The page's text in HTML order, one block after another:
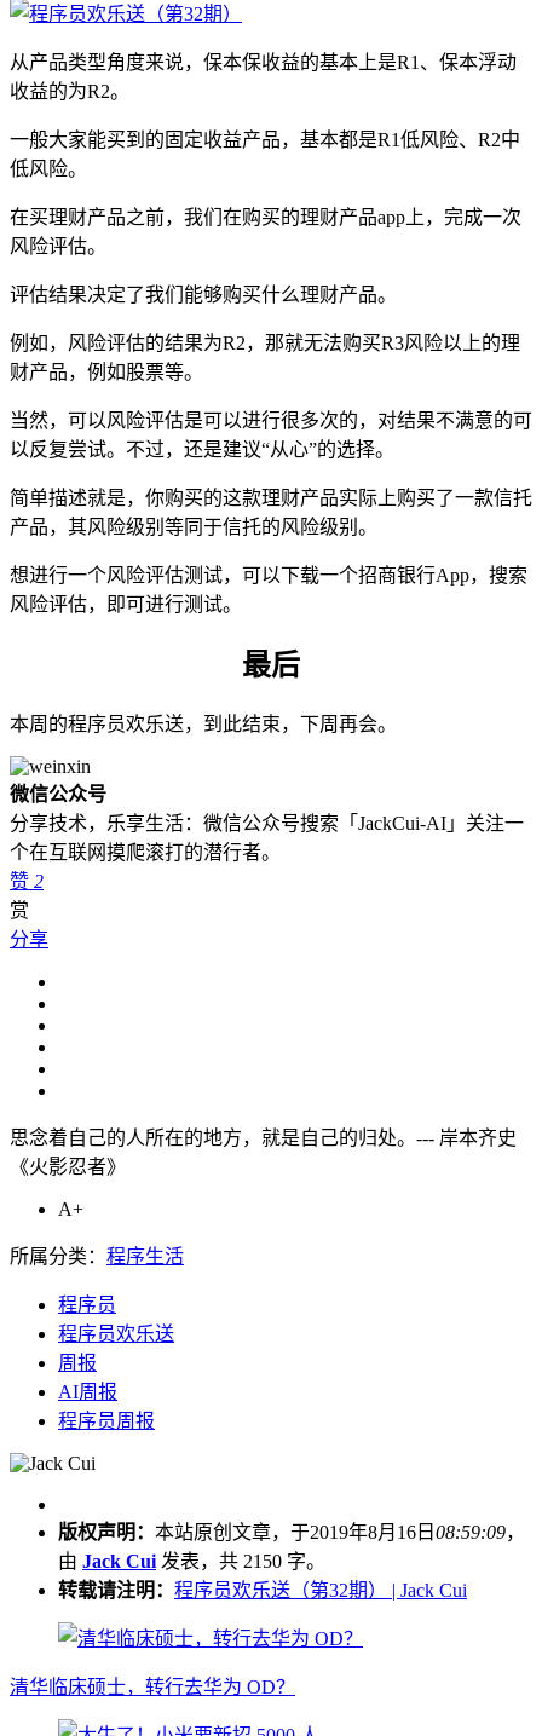
从产品类型角度来说，保本保收益的基本上是R1、保本浮动
收益的为R2。
一般大家能买到的固定收益产品，基本都是R1低风险、R2中
低风险。
在买理财产品之前，我们在购买的理财产品app上，完成一次
风险评估。
评估结果决定了我们能够购买什么理财产品。
例如，风险评估的结果为R2，那就无法购买R3风险以上的理
财产品，例如股票等。
当然，可以风险评估是可以进行很多次的，对结果不满意的可
以反复尝试。不过，还是建议“从心”的选择。
简单描述就是，你购买的这款理财产品实际上购买了一款信托
产品，其风险级别等同于信托的风险级别。
想进行一个风险评估测试，可以下载一个招商银行App，搜索
风险评估，即可进行测试。
最后
本周的程序员欢乐送，到此结束，下周再会。
微信公众号
分享技术，乐享生活：微信公众号搜索「JackCui-AI」关注一
个在互联网摸爬滚打的潜行者。
赞 2
赏
分享
思念着自己的人所在的地方，就是自己的归处。--- 岸本齐史
《火影忍者》
A+
所属分类： 程序生活
程序员
程序员欢乐送
周报
AI周报
程序员周报
版权声明： 本站原创文章，于2019年8月16日 08:59:09，
由 Jack Cui 发表，共 2150 字。
转载请注明： 程序员欢乐送（第32期） | Jack Cui
清华临床硕士，转行去华为 OD？